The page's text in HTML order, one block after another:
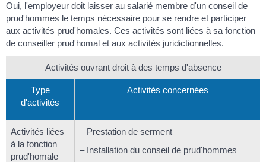
Oui, l'employeur doit laisser au salarié membre d'un conseil de
prud'hommes le temps nécessaire pour se rendre et participer
aux activités prud'homales. Ces activités sont liées à sa fonction
de conseiller prud'homal et aux activités juridictionnelles.
Activités ouvrant droit à des temps d'absence
Type
d'activités
Activités concernées
Activités liées
à la fonction
prud'homale
– Prestation de serment
– Installation du conseil de prud'hommes